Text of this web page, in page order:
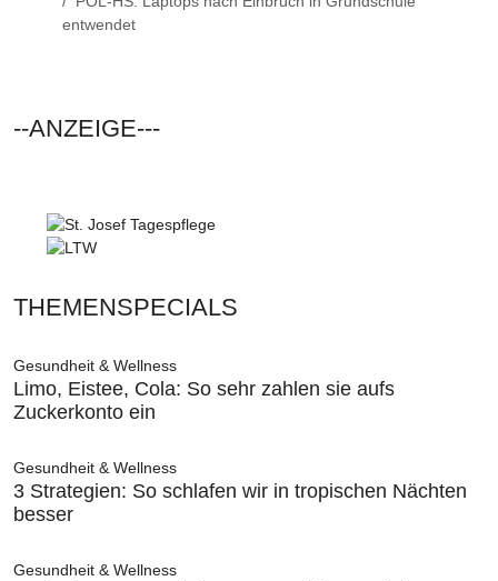
entwendet
--ANZEIGE---
THEMENSPECIALS
Gesundheit & Wellness
Limo, Eistee, Cola: So sehr zahlen sie aufs
Zuckerkonto ein
Gesundheit & Wellness
3 Strategien: So schlafen wir in tropischen Nächten
besser
Gesundheit & Wellness